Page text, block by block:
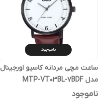
ناموجود
ساعت مچی مردانه کاسیو اورجینال
مدل MTP-VT03BL-7BDF
ناموجود